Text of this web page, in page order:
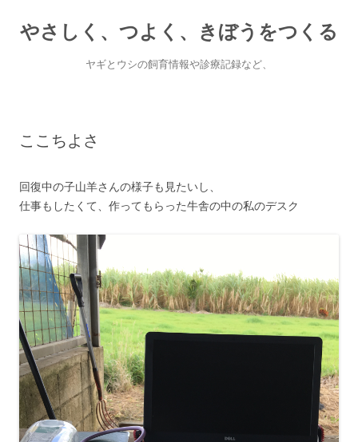
やさしく、つよく、きぼうをつくる
ヤギとウシの飼育情報や診療記録など、
ここちよさ
回復中の子山羊さんの様子も見たいし、
仕事もしたくて、作ってもらった牛舎の中の私のデスク